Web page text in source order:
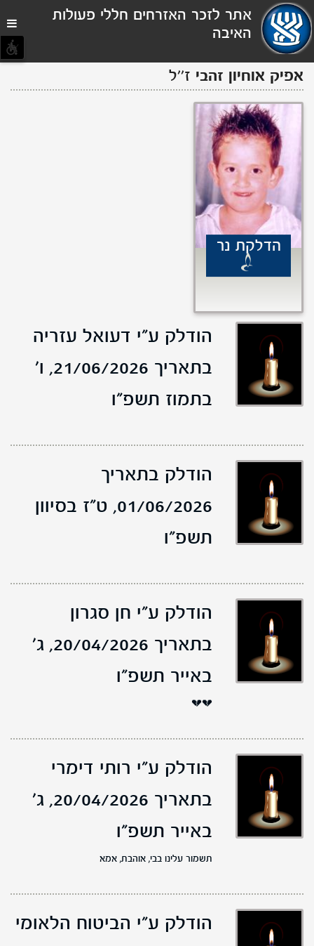
תפריט
נגישות
אתר לזכר האזרחים חללי פעולות
האיבה
אפיק אוחיון זהבי ז''ל
הדלקת נר
הודלק ע"י דעואל עזריה
בתאריך 21/06/2026,
ו'
בתמוז תשפ"ו
הודלק בתאריך
01/06/2026,
ט"ז בסיוון
תשפ"ו
הודלק ע"י חן סגרון
בתאריך 20/04/2026,
ג'
באייר תשפ"ו
💔💔
הודלק ע"י רותי דימרי
בתאריך 20/04/2026,
ג'
באייר תשפ"ו
תשמור עלינו בבי, אוהבת, אמא
הודלק ע"י הביטוח הלאומי